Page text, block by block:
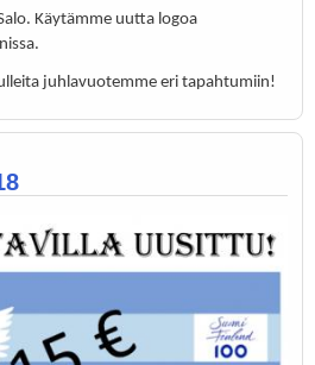
Käytämme uutta logoa
juhlavuotemme eri tapahtumiin!